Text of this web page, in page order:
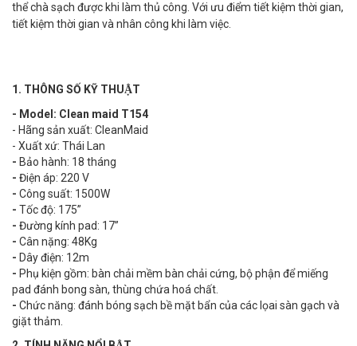
thể chà sạch được khi làm thủ công. Với ưu điểm tiết kiệm thời gian,
tiết kiệm thời gian và nhân công khi làm việc.
1. THÔNG SỐ KỸ THUẬT
- Model: Clean maid T154
- Hãng sản xuất: CleanMaid
- Xuất xứ: Thái Lan
- Bảo hành: 18 tháng
- Điện áp: 220 V
- Công suất: 1500W
- Tốc độ: 175”
- Đường kính pad: 17”
- Cân nặng: 48Kg
- Dây điện: 12m
- Phụ kiện gồm: bàn chải mềm bàn chải cứng, bộ phận để miếng
pad đánh bong sàn, thùng chứa hoá chất.
- Chức năng: đánh bóng sạch bề mặt bẩn của các lọai sàn gạch và
giặt thảm.